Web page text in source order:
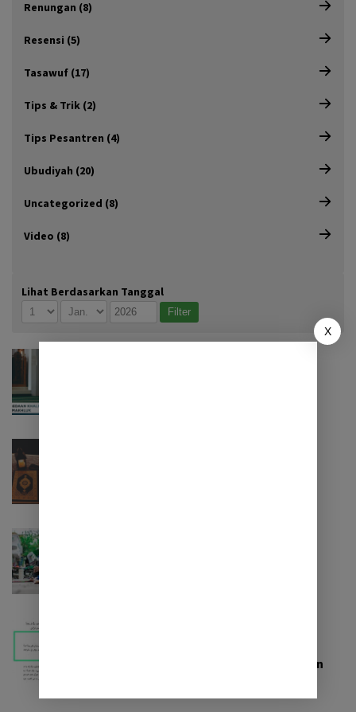
Renungan (8)
Resensi (5)
Tasawuf (17)
Tips & Trik (2)
Tips Pesantren (4)
Ubudiyah (20)
Uncategorized (8)
Video (8)
Lihat Berdasarkan Tanggal
mendasarkan kesehariannya dengan
X